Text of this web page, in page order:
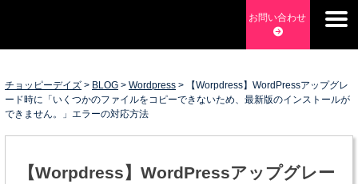
content
ムページ制作・Web開発・アプリ開発・コーチング チョッピ
ーデイズ ChoppyDays
お問い合わせ
チョッピーデイズ > BLOG > Wordpress >
【Worpdress】WordPressアップグレ
ード時に「いくつかのファイルをコピーできないため、最新版のインストールが
できません。」エラーの対応方法
【Worpdress】WordPressアップグレー